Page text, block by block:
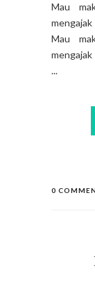
Mau
Mau
...
0